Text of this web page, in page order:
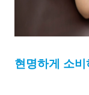
현명하게 소비